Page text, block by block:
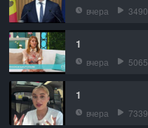
вчера 3490
1
вчера 5065
1
вчера 7339